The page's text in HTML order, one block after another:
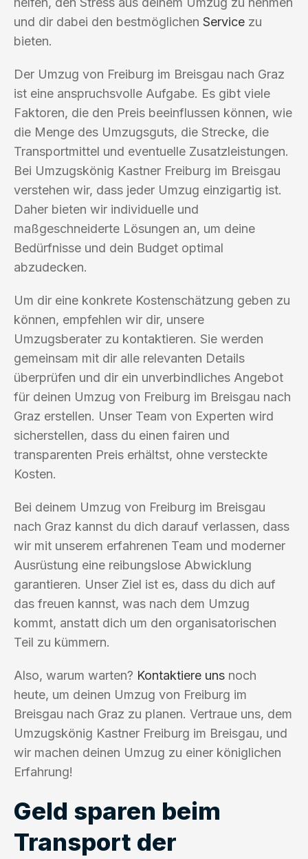
und dir dabei den bestmöglichen Service zu
bieten.
Der Umzug von Freiburg im Breisgau nach Graz
ist eine anspruchsvolle Aufgabe. Es gibt viele
Faktoren, die den Preis beeinflussen können, wie
die Menge des Umzugsguts, die Strecke, die
Transportmittel und eventuelle Zusatzleistungen.
Bei Umzugskönig Kastner Freiburg im Breisgau
verstehen wir, dass jeder Umzug einzigartig ist.
Daher bieten wir individuelle und
maßgeschneiderte Lösungen an, um deine
Bedürfnisse und dein Budget optimal
abzudecken.
Um dir eine konkrete Kostenschätzung geben zu
können, empfehlen wir dir, unsere
Umzugsberater zu kontaktieren. Sie werden
gemeinsam mit dir alle relevanten Details
überprüfen und dir ein unverbindliches Angebot
für deinen Umzug von Freiburg im Breisgau nach
Graz erstellen. Unser Team von Experten wird
sicherstellen, dass du einen fairen und
transparenten Preis erhältst, ohne versteckte
Kosten.
Bei deinem Umzug von Freiburg im Breisgau
nach Graz kannst du dich darauf verlassen, dass
wir mit unserem erfahrenen Team und moderner
Ausrüstung eine reibungslose Abwicklung
garantieren. Unser Ziel ist es, dass du dich auf
das freuen kannst, was nach dem Umzug
kommt, anstatt dich um den organisatorischen
Teil zu kümmern.
Also, warum warten? Kontaktiere uns noch
heute, um deinen Umzug von Freiburg im
Breisgau nach Graz zu planen. Vertraue uns, dem
Umzugskönig Kastner Freiburg im Breisgau, und
wir machen deinen Umzug zu einer königlichen
Erfahrung!
Geld sparen beim
Transport der